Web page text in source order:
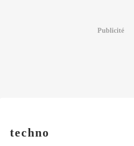
Publicité
techno